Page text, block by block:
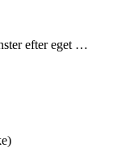
efter eget …